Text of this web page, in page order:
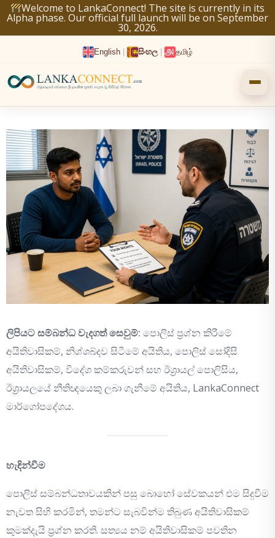
Welcome to LankaConnect! The site is currently in its
Alpha phase. Our official full launch will be on September
30, 2026.
English සිංහල தமிழ்
Skip
to
content
ලිපියට සම්බන්ධ වැදගත් සෙවුම්: පොලිස් ප්‍රශ්න කිරීමේ
අයිතිවාසිකම්, නිශ්ශබ්දව සිටීමේ අයිතිය, පොලිස් සෝදිසි
අයිතිවාසිකම්, විදේශ කම්කරුවන් සහ ඊශ්‍රායල් පොලිසිය,
ඊශ්‍රායලයේ නීතිඥයෙකු ලබා ගැනීමේ අයිතිය, LankaConnect
මාර්ගෝපදේශය.
හැඳින්වීම
පොලිස් සම්බන්ධතාවයකින් පසු බොහෝ සේවකයන් එම සිදුවීම
නැවත සිහි කරමින්, තමන්ට සැබවින්ම තිබුණ අයිතිවාසිකම්
කුමක්දැයි ප්‍රශ්න කරති. සත්‍යය නම් අයිතිවාසිකම් පවතින